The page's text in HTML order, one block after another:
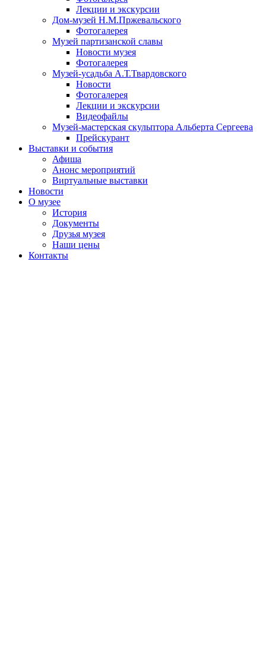
Лекции и экскурсии
Дом-музей Н.М.Пржевальского
Фотогалерея
Музей партизанской славы
Новости музея
Фотогалерея
Музей-усадьба А.Т.Твардовского
Новости
Фотогалерея
Лекции и экскурсии
Видеофайлы
Музей-мастерская скульптора Альберта Сергеева
Прейскурант
Выставки и события
Афиша
Анонс мероприятий
Виртуальные выставки
Новости
О музее
История
Документы
Друзья музея
Наши цены
Контакты